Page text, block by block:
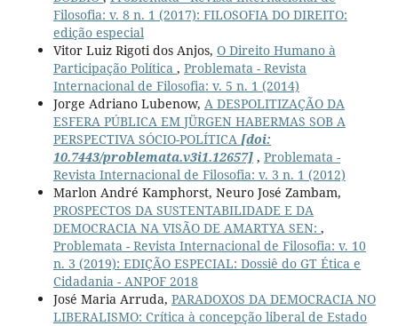
Filosofia: v. 8 n. 1 (2017): FILOSOFIA DO DIREITO:
edição especial
Vitor Luiz Rigoti dos Anjos, O Direito Humano à
Participação Política , Problemata - Revista
Internacional de Filosofia: v. 5 n. 1 (2014)
Jorge Adriano Lubenow, A DESPOLITIZAÇÃO DA
ESFERA PÚBLICA EM JÜRGEN HABERMAS SOB A
PERSPECTIVA SÓCIO-POLÍTICA [doi:
10.7443/problemata.v3i1.12657], Problemata -
Revista Internacional de Filosofia: v. 3 n. 1 (2012)
Marlon André Kamphorst, Neuro José Zambam,
PROSPECTOS DA SUSTENTABILIDADE E DA
DEMOCRACIA NA VISÃO DE AMARTYA SEN: ,
Problemata - Revista Internacional de Filosofia: v. 10
n. 3 (2019): EDIÇÃO ESPECIAL: Dossiê do GT Ética e
Cidadania - ANPOF 2018
José Maria Arruda, PARADOXOS DA DEMOCRACIA NO
LIBERALISMO: Crítica à concepção liberal de Estado